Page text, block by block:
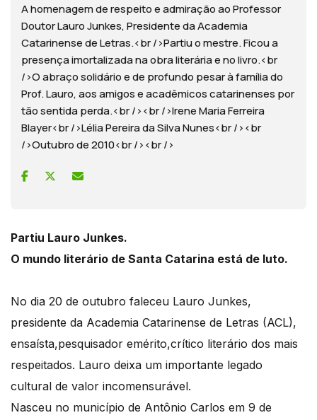
A homenagem de respeito e admiração ao Professor
Doutor Lauro Junkes, Presidente da Academia
Catarinense de Letras.<br />Partiu o mestre. Ficou a
presença imortalizada na obra literária e no livro.<br
/>O abraço solidário e de profundo pesar à família do
Prof. Lauro, aos amigos e acadêmicos catarinenses por
tão sentida perda.<br /><br />Irene Maria Ferreira
Blayer<br />Lélia Pereira da Silva Nunes<br /><br
/>Outubro de 2010<br /><br />
Partiu Lauro Junkes.
O mundo literário de Santa Catarina está de luto.
No dia 20 de outubro faleceu Lauro Junkes,
presidente da Academia Catarinense de Letras (ACL),
ensaísta,pesquisador emérito,crítico literário dos mais
respeitados. Lauro deixa um importante legado
cultural de valor incomensurável.
Nasceu no município de Antônio Carlos em 9 de